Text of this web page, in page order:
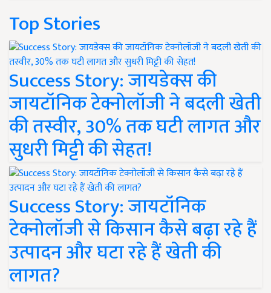
Top Stories
Success Story: जायडेक्स की
जायटॉनिक टेक्नोलॉजी ने बदली खेती
की तस्वीर, 30% तक घटी लागत और
सुधरी मिट्टी की सेहत!
Success Story: जायटॉनिक
टेक्नोलॉजी से किसान कैसे बढ़ा रहे हैं
उत्पादन और घटा रहे हैं खेती की
लागत?